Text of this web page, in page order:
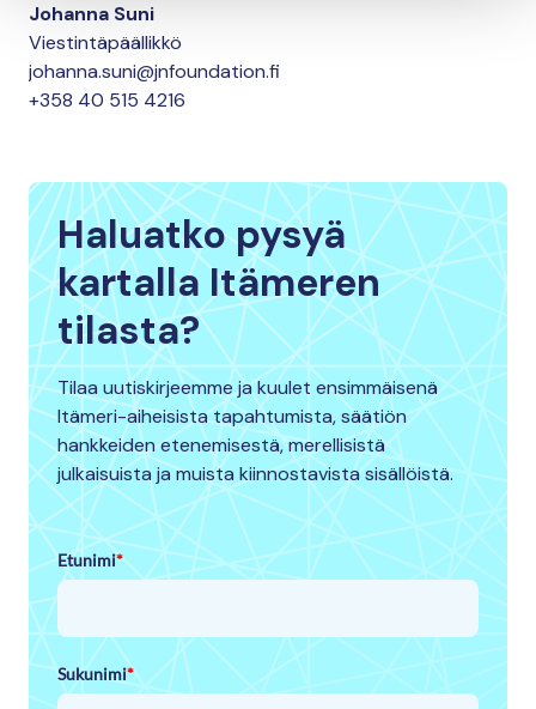
Johanna Suni
Viestintäpäällikkö
johanna.suni@jnfoundation.fi
+358 40 515 4216
Haluatko pysyä
kartalla Itämeren
tilasta?
Tilaa uutiskirjeemme ja kuulet ensimmäisenä
Itämeri-aiheisista tapahtumista, säätiön
hankkeiden etenemisestä, merellisistä
julkaisuista ja muista kiinnostavista sisällöistä.
Etunimi*
Sukunimi*